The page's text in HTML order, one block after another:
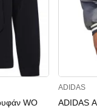
WO
ADIDAS
ADIDAS